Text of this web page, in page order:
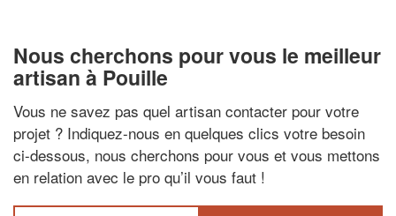
Nous cherchons pour vous le meilleur
artisan à Pouille
Vous ne savez pas quel artisan contacter pour votre
projet ? Indiquez-nous en quelques clics votre besoin
ci-dessous, nous cherchons pour vous et vous mettons
en relation avec le pro qu’il vous faut !